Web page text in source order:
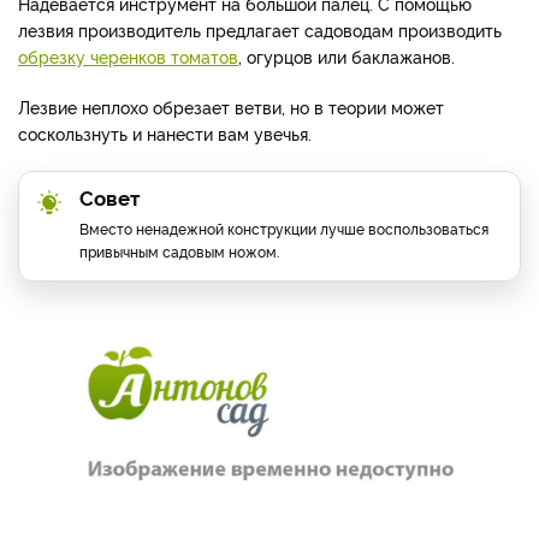
лезвия производитель предлагает садоводам производить
обрезку черенков томатов, огурцов или баклажанов.
Лезвие неплохо обрезает ветви, но в теории может
соскользнуть и нанести вам увечья.
Совет
Вместо ненадежной конструкции лучше воспользоваться
привычным садовым ножом.